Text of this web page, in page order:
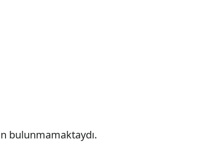
bulunmamaktaydı.